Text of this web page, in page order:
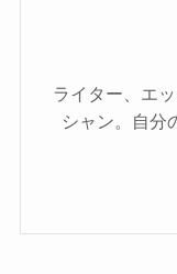
ライター、エ
シャン。自分